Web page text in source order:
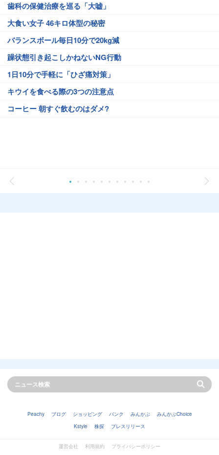
歯科の保健治療を巡る「大嘘」
大食い女子 46キロ体型の秘密
バランスボール毎日10分で20kg減
躁状態引き起こしかねないNG行動
1日10分で手軽に「ひざ痛対策」
キウイを食べる際の3つの注意点
コーヒー 朝すぐ飲むのはダメ?
Peachy ブログ ショッピング バンク みんかぶ
みんかぶChoice
Kstyle
株探 プレスリリース
運営会社 利用規約 プライバシーポリシー